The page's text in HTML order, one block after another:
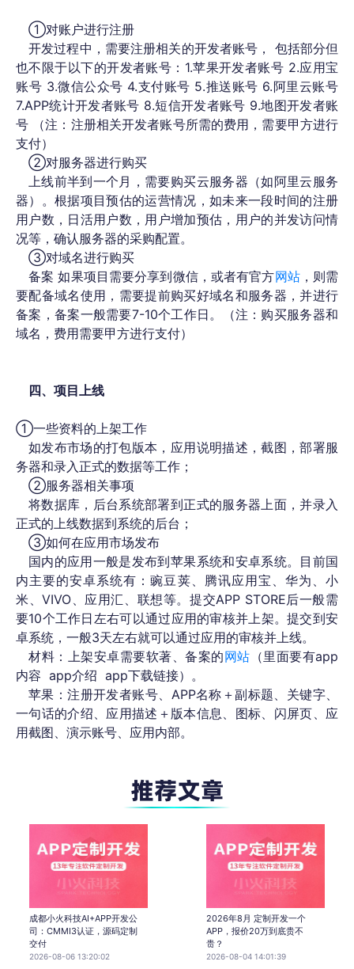
①对账户进行注册
开发过程中，需要注册相关的开发者账号， 包括部分但
也不限于以下的开发者账号：1.苹果开发者账号 2.应用宝
账号 3.微信公众号 4.支付账号 5.推送账号 6.阿里云账号
7.APP统计开发者账号 8.短信开发者账号 9.地图开发者账
号 （注：注册相关开发者账号所需的费用，需要甲方进行
支付）
②对服务器进行购买
上线前半到一个月，需要购买云服务器（如阿里云服务
器）。根据项目预估的运营情况，如未来一段时间的注册
用户数，日活用户数，用户增加预估，用户的并发访问情
况等，确认服务器的采购配置。
③对域名进行购买
备案 如果项目需要分享到微信，或者有官方网站，则需
要配备域名使用，需要提前购买好域名和服务器，并进行
备案，备案一般需要7-10个工作日。（注：购买服务器和
域名，费用需要甲方进行支付）
四、项目上线
①一些资料的上架工作
如发布市场的打包版本，应用说明描述，截图，部署服
务器和录入正式的数据等工作；
②服务器相关事项
将数据库，后台系统部署到正式的服务器上面，并录入
正式的上线数据到系统的后台；
③如何在应用市场发布
国内的应用一般是发布到苹果系统和安卓系统。 目前国
内主要的安卓系统有：豌豆荚、腾讯应用宝、华为、小
米、VIVO、应用汇、联想等。 提交APP STORE后一般需
要10个工作日左右可以通过应用的审核并上架。提交到安
卓系统 ， 一般3天左右就可以通过应用的审核并上线。
材料： 上架安卓需要软著、备案的网站 （里面要有app
内容 app介绍 app下载链接）。
苹果：注册开发者账号、 APP名称＋副标题、 关键字、
一句话的介绍、 应用描述＋版本信息、 图标、闪屏页、应
用截图、 演示账号、 应用内部。
成都小火科技AI+APP开发公
司：CMMI3认证，源码定制
交付
2026-08-06 13:20:02
2026年8月 定制开发一个
APP，报价20万到底贵不
贵？
2026-08-04 14:01:39